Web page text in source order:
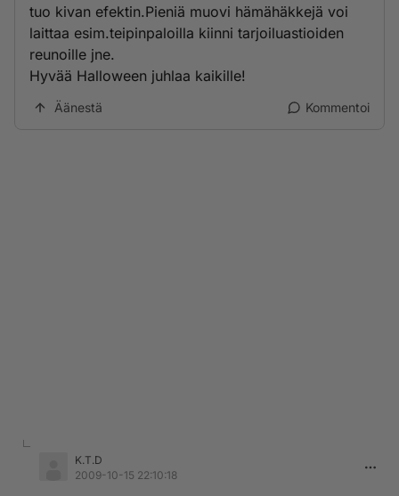
tuo kivan efektin.Pieniä muovi hämähäkkejä voi
laittaa esim.teipinpaloilla kiinni tarjoiluastioiden
reunoille jne.
Hyvää Halloween juhlaa kaikille!
Äänestä Kommentoi
K.T.D
2009-10-15 22:10:18